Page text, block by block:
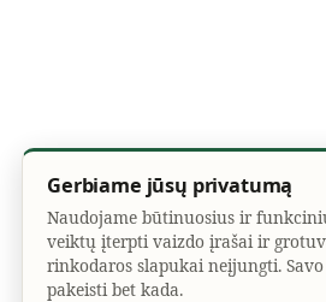
Gerbiame jūsų privatumą
Naudojame būtinuosius ir
veiktų įterpti vaizdo įrašai ir
rinkodaros slapukai neįjungti.
pakeisti bet kada.